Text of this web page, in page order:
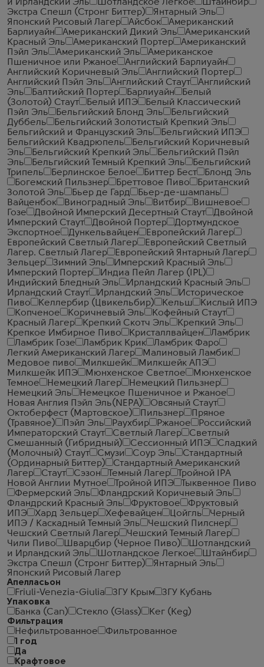
и Ирландский Эль Шотландское Легкое
Штайнбир
Экстра Спешл (Стронг Биттер)
Янтарный Эль
Японский Рисовый Лагер
Айсбок
Американский
Барлиуайн
Американский Дикий Эль
Американский
Красный Эль
Американский Портер
Американский
Пэйл Эль
Американский Эль
Американское
Пшеничное или Ржаное
Английский Барлиуайн
Английский Коричневый Эль
Английский Портер
Английский Пэйл Эль
Английский Стаут
Английский
Эль
Балтийский Портер Барлиуайн
Белый
(Золотой) Стаут
Белый ИПЭ
Белый Классический
Пэйл Эль
Бельгийский Блонд Эль
Бельгийский
Дуббель
Бельгийский Золотистый Крепкий Эль
Бельгийский и Французский Эль
Бельгийский ИПЭ
Бельгийский Квадрюпель
Бельгийский Коричневый
Эль
Бельгийский Крепкий Эль
Бельгийский Пэйл
Эль
Бельгийский Темный Крепкий Эль
Бельгийский
Трипель
Берлинское Белое Биттер Бест
Блонд Эль
Богемский Пильзнер
Бреттовое Пиво
Британский
Золотой Эль
Бьер де Гард
Бьер-де-шампань
Вайценбок
Виноградный Эль Витбир
Вишневое
Гозе
Двойной Имперский Десертный Стаут
Двойной
Имперский Стаут
Двойной Портер
Дортмундское
Экспортное
Дункельвайцен
Европейский Лагер
Европейский Светлый Лагер
Европейский Светлый
Лагер. Светлый Лагер
Европейский Янтарный Лагер
Зельцер
Зимний Эль
Имперский Красный Эль
Имперский Портер
Индиа Пейл Лагер (IPL)
Индийский Бледный Эль
Ирландский Красный Эль
Ирландский Стаут
Ирландский Эль
Историческое
Пиво
Келлербир (Цвикельбир) Кельш
Кислый ИПЭ
Копченое
Коричневый Эль
Кофейный Стаут
Красный Лагер
Крепкий Скотч Эль
Крепкий Эль
Крепкое Имбирное Пиво
Кристаллвайцен
Ламбрик
Ламбрик Гозе
Ламбрик Крик
Ламбрик Фаро
Легкий Американский Лагер
Малиновый Ламбик
Медовое пиво
Милкшейк
Милкшейк АПЭ
Милкшейк ИПЭ
Мюнхенское Светлое
Мюнхенское
Темное
Немецкий Лагер
Немецкий Пильзнер
Немецкий Эль
Немецкое Пшеничное и Ржаное
Новая Англия Пэйл Эль(NEPA)
Овсяный Стаут
Октоберфест (Мартовское)
Пильзнер
Пряное
(Травяное)
Пэйл Эль Раухбир Ржаное
Российский
Императорский Стаут
Светлый Лагер
Светлый
Смешанный (Гибридный)
Сессионный ИПЭ
Сладкий
(Молочный) Стаут
Смузи Соур Эль
Стандартный
(Ординарный Биттер)
Стандартный Американский
Лагер
Стаут Сэзон Темный Лагер
Тройной IPA
Новой Англии Мутное
Тройной ИПЭ
Тыквенное Пиво
Фермерский Эль
Фландрский Коричневый Эль
Фландрский Красный Эль
Фруктовое
Фруктовый
ИПЭ
Хард Зельцер Хефевайцен Цойгль
Черный
ИПЭ / Каскадный Темный Эль
Чешский Пилснер
Чешский Светлый Лагер
Чешский Темный Лагер
Чили Пиво
Шварцбир (Черное Пиво)
Шотландский
и Ирландский Эль
Шотландское Легкое
Штайнбир
Экстра Спешл (Стронг Биттер)
Янтарный Эль
Японский Рисовый Лагер
Апелласьон
Friuli-Venezia-Giulia
ЗГУ Крым
ЗГУ Кубань
Упаковка
Банка (Can)
Стекло (Glass)
Кег (Keg)
Фильтрация
Нефильтрованное
Фильтрованное
1 год
Да
Крафтовое